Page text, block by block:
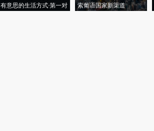
有意思的生活方式·第一对
索葡语国家新渠道